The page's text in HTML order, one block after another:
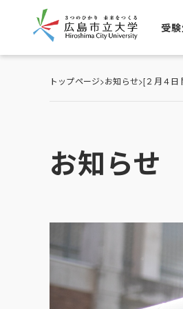
受
トップページ>お知らせ>[２月４日
お知らせ